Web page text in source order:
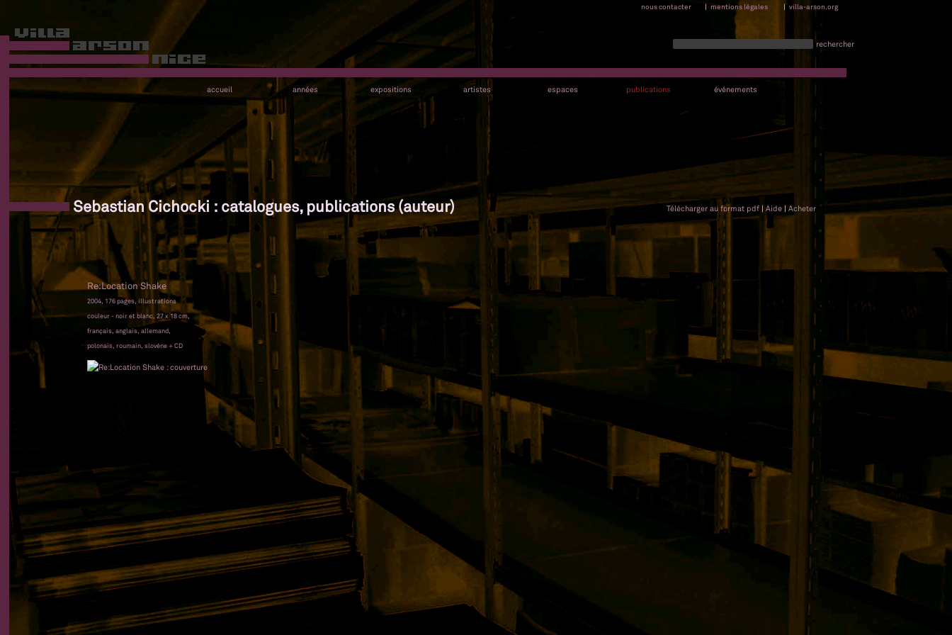
nous contacter | mentions légales | villa-arson.org
rechercher
accueil années expositions artistes espaces publications événements
Sebastian Cichocki : catalogues, publications (auteur) Télécharger au format pdf |Aide|Acheter
Re:Location Shake
2004, 176 pages, illustrations
couleur - noir et blanc, 27 x 18 cm,
français, anglais, allemand,
polonais, roumain, slovène + CD